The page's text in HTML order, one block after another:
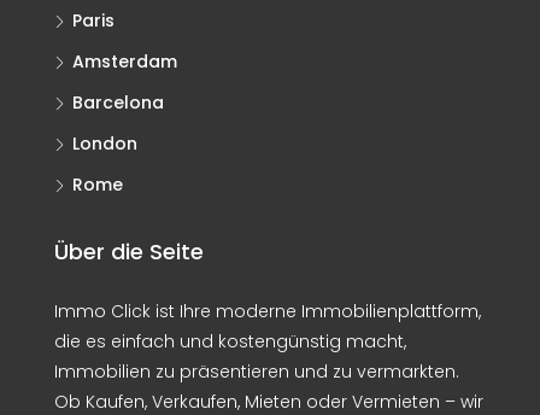
Paris
Amsterdam
Barcelona
London
Rome
Über die Seite
Immo Click ist Ihre moderne Immobilienplattform,
die es einfach und kostengünstig macht,
Immobilien zu präsentieren und zu vermarkten.
Ob Kaufen, Verkaufen, Mieten oder Vermieten – wir